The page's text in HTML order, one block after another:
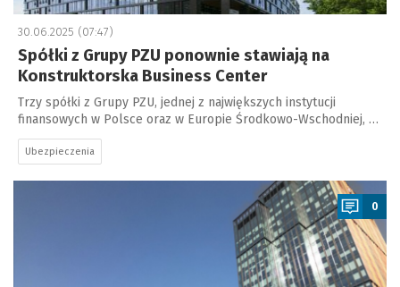
30.06.2025 (07:47)
Spółki z Grupy PZU ponownie stawiają na
Konstruktorska Business Center
Trzy spółki z Grupy PZU, jednej z największych instytucji
finansowych w Polsce oraz w Europie Środkowo-Wschodniej, …
Ubezpieczenia
a
0